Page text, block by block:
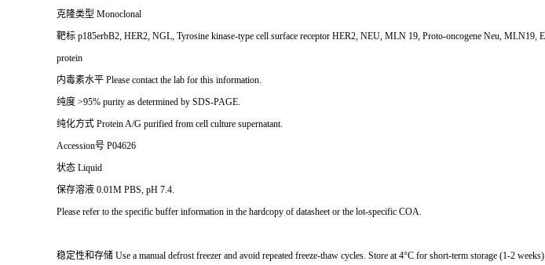
克隆类型 Monoclonal
靶标 p185erbB2, HER2, NGL, Tyrosine kinase-type cell surface receptor HER2, NEU, MLN 19, Proto-oncogene Neu, MLN19,
protein
内毒素水平 Please contact the lab for this information.
纯度 >95% purity as determined by SDS-PAGE.
纯化方式 Protein A/G purified from cell culture supernatant.
Accession号 P04626
状态 Liquid
保存溶液 0.01M PBS, pH 7.4.
Please refer to the specific buffer information in the hardcopy of datasheet or the lot-specific COA.
稳定性和存储 Use a manual defrost freezer and avoid repeated freeze-thaw cycles. Store at 4°C for short-term storage (1-2